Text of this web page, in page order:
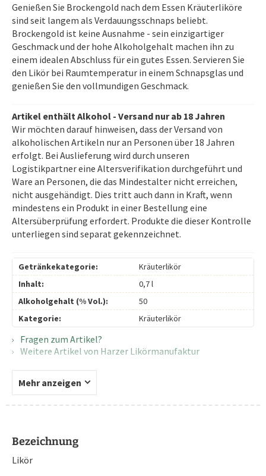
Genießen Sie Brockengold nach dem Essen Kräuterliköre
sind seit langem als Verdauungsschnaps beliebt.
Brockengold ist keine Ausnahme - sein einzigartiger
Geschmack und der hohe Alkoholgehalt machen ihn zu
einem idealen Abschluss für ein gutes Essen. Servieren Sie
den Likör bei Raumtemperatur in einem Schnapsglas und
genießen Sie den vollmundigen Geschmack.
Artikel enthält Alkohol - Versand nur ab 18 Jahren
Wir möchten darauf hinweisen, dass der Versand von
alkoholischen Artikeln nur an Personen über 18 Jahren
erfolgt. Bei Auslieferung wird durch unseren
Logistikpartner eine Altersverifikation durchgeführt und
Ware an Personen, die das Mindestalter nicht erreichen,
nicht ausgehändigt. Dies tritt auch dann in Kraft, wenn
mindestens ein Produkt in einer Bestellung eine
Altersüberprüfung erfordert. Produkte die dieser Kontrolle
unterliegen sind separat gekennzeichnet.
Getränkekategorie:
Kräuterlikör
Inhalt:
0,7 l
Alkoholgehalt (% Vol.):
50
Kategorie:
Kräuterlikör
Fragen zum Artikel?
Weitere Artikel von Harzer Likörmanufaktur
Mehr anzeigen
Bezeichnung
Likör